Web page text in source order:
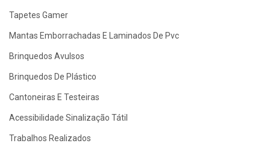
Tapetes Gamer
Mantas Emborrachadas E Laminados De Pvc
Brinquedos Avulsos
Brinquedos De Plástico
Cantoneiras E Testeiras
Acessibilidade Sinalização Tátil
Trabalhos Realizados